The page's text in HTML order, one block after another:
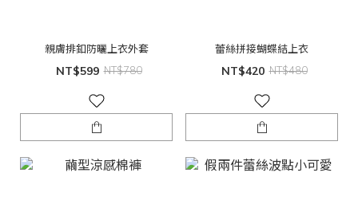
親膚排釦防曬上衣外套
NT$599 NT$780
蕾絲拼接蝴蝶結上衣
NT$420 NT$480